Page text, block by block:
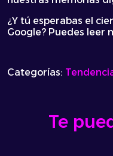
¿Y tú esperabas el
Google? Puedes leer
Categorías:
Te